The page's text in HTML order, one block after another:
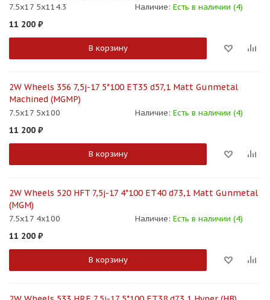
7.5x17 5x114.3 Наличие: Есть в наличии (4)
11 200 ₽
В корзину
2W Wheels 356 7,5j-17 5*100 ET35 d57,1 Matt Gunmetal
Machined (MGMP)
7.5x17 5x100 Наличие: Есть в наличии (4)
11 200 ₽
В корзину
2W Wheels 520 HFT 7,5j-17 4*100 ET40 d73,1 Matt Gunmetal
(MGM)
7.5x17 4x100 Наличие: Есть в наличии (4)
11 200 ₽
В корзину